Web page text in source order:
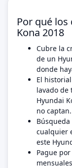
Por qué
Kona 2018
Cubre la
de un
donde
El
lavado de
Hyundai
no captan.
cualquier
este
Pague